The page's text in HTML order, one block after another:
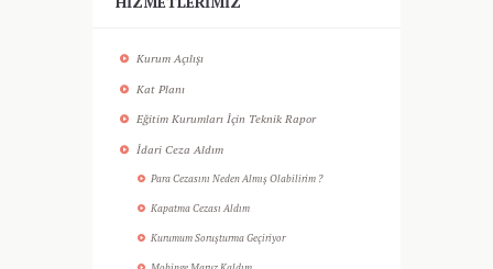
Kurum Açılışı
Kat Planı
Eğitim Kurumları İçin Teknik Rapor
İdari Ceza Aldım
Para Cezasını Neden Almış Olabilirim ?
Kapatma Cezası Aldım
Kurumum Soruşturma Geçiriyor